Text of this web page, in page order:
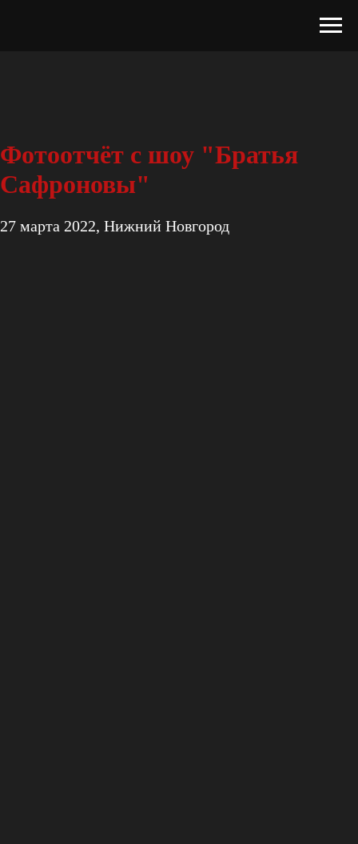
Фотоотчёт с шоу "Братья
Сафроновы"
27 марта 2022, Нижний Новгород